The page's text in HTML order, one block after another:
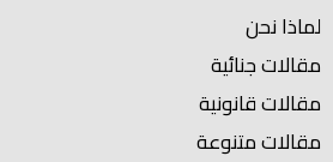
لماذا نحن
مقالات جنائية
مقالات قانونية
مقالات متنوعة